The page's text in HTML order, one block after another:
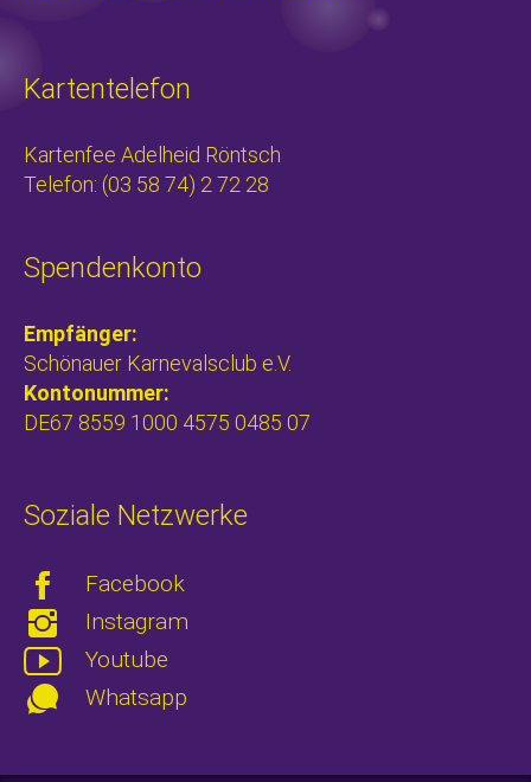
Kartentelefon
Kartenfee Adelheid Röntsch
Telefon: (03 58 74) 2 72 28
Spendenkonto
Empfänger:
Schönauer Karnevalsclub e.V.
Kontonummer:
DE67 8559 1000 4575 0485 07
Soziale Netzwerke
Facebook
Instagram
Youtube
Whatsapp